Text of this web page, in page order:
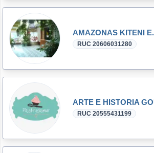
AMAZONAS KITENI
RUC 20606031280
ARTE E HISTORIA
RUC 20555431199